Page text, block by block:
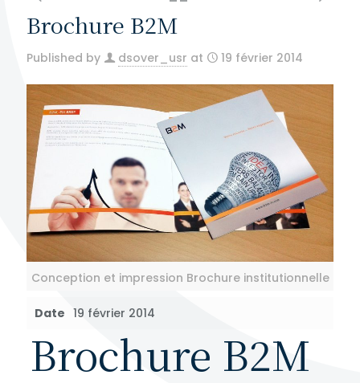
Brochure B2M
Published by dsover_usr at 19 février 2014
Conception et impression Brochure institutionnelle
Date 19 février 2014
Brochure B2M